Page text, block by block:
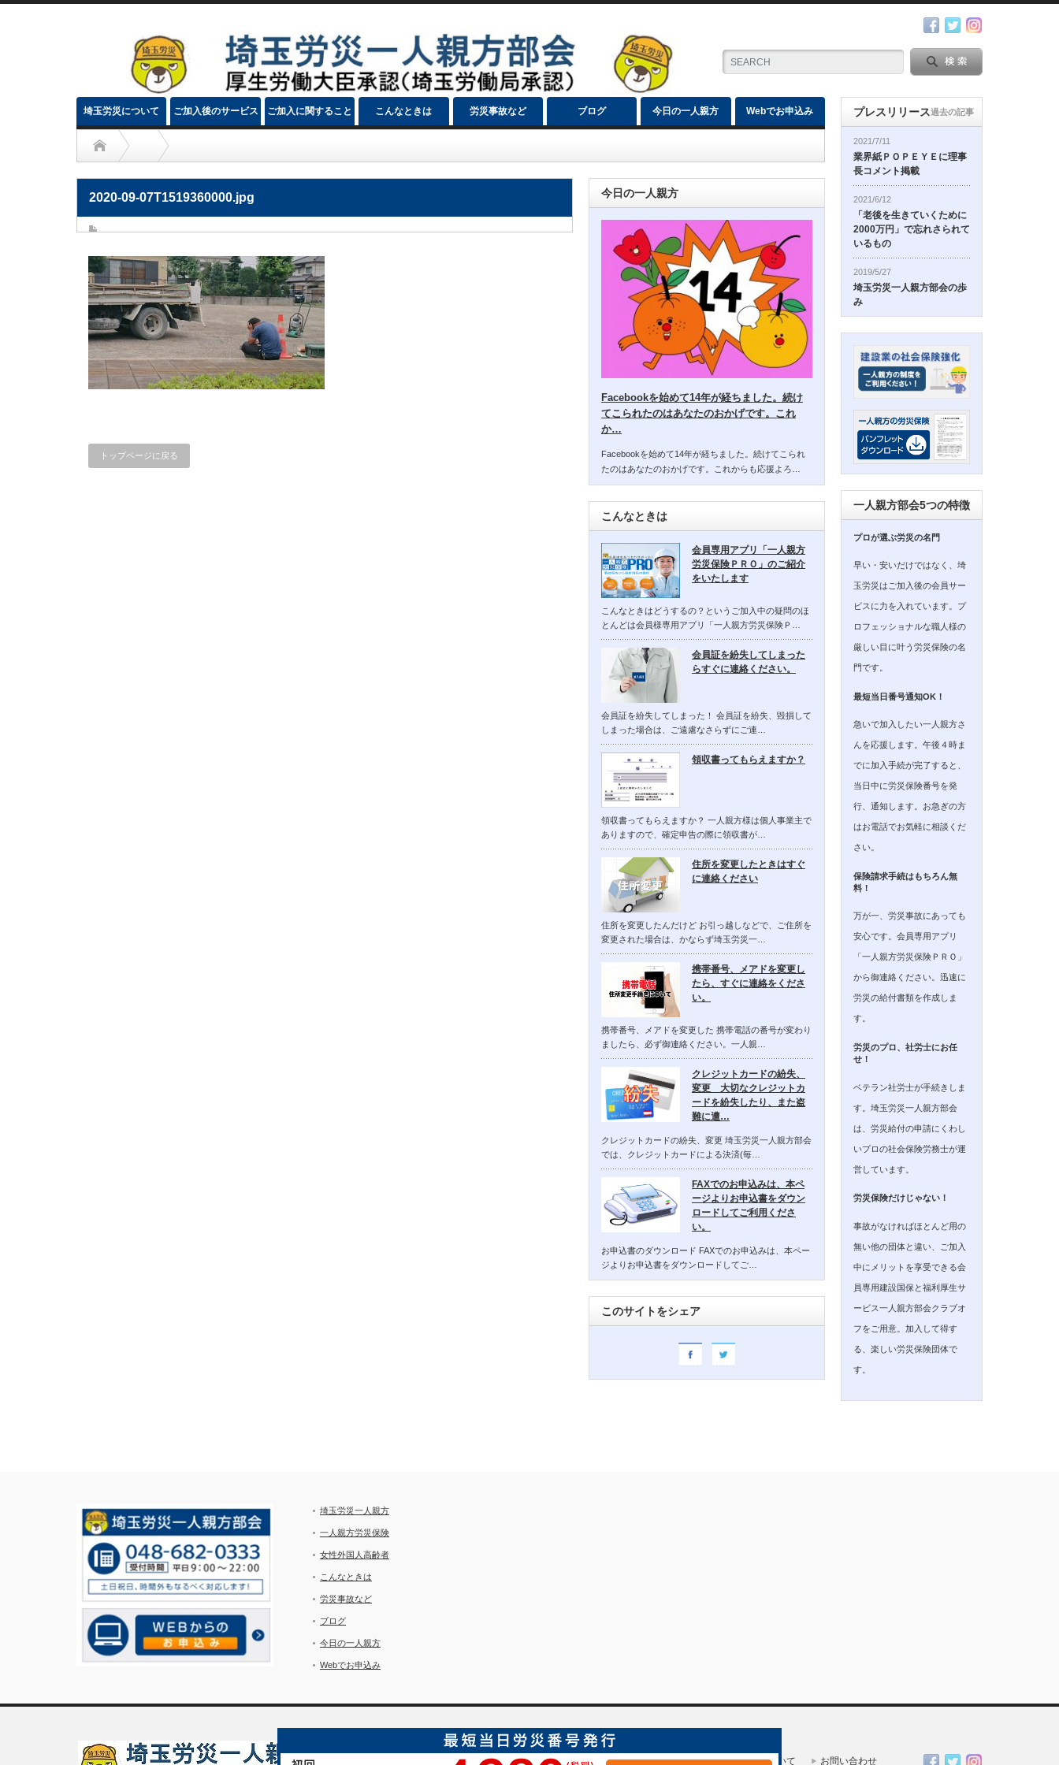
埼玉労災について ご加入後のサービス ご加入に関すること こんなときは 労災事故など ブログ 今日の一人親方 Webでお申込み
2020-09-07T1519360000.jpg
トップページに戻る
今日の一人親方
Facebookを始めて14年が経ちました。続け
てこられたのはあなたのおかげです。これ
か…
Facebookを始めて14年が経ちました。続けてこられ
たのはあなたのおかげです。これからも応援よろ…
こんなときは
会員専用アプリ「一人親方
労災保険ＰＲＯ」のご紹介
をいたします
こんなときはどうするの？というご加入中の疑問のほ
とんどは会員様専用アプリ「一人親方労災保険Ｐ…
会員証を紛失してしまった
らすぐに連絡ください。
会員証を紛失してしまった！ 会員証を紛失、毀損して
しまった場合は、ご遠慮なさらずにご連…
領収書ってもらえますか？
領収書ってもらえますか？ 一人親方様は個人事業主で
ありますので、確定申告の際に領収書が…
住所を変更したときはすぐ
に連絡ください
住所を変更したんだけど お引っ越しなどで、ご住所を
変更された場合は、かならず埼玉労災一…
携帯番号、メアドを変更し
たら、すぐに連絡をくださ
い。
携帯番号、メアドを変更した 携帯電話の番号が変わり
ましたら、必ず御連絡ください。一人親…
クレジットカードの紛失、
変更 大切なクレジットカ
ードを紛失したり、また盗
難に遭…
クレジットカードの紛失、変更 埼玉労災一人親方部会
では、クレジットカードによる決済(毎…
FAXでのお申込みは、本ペ
ージよりお申込書をダウン
ロードしてご利用くださ
い。
お申込書のダウンロード FAXでのお申込みは、本ペー
ジよりお申込書をダウンロードしてご…
このサイトをシェア
プレスリリース
2021/7/11
業界紙ＰＯＰＥＹＥに理事
長コメント掲載
2021/6/12
「老後を生きていくために
2000万円」で忘れさられて
いるもの
2019/5/27
埼玉労災一人親方部会の歩
み
過去の記事
一人親方部会5つの特徴
プロが選ぶ労災の名門
早い・安いだけではなく、埼
玉労災はご加入後の会員サー
ビスに力を入れています。プ
ロフェッショナルな職人様の
厳しい目に叶う労災保険の名
門です。
最短当日番号通知OK！
急いで加入したい一人親方さ
んを応援します。午後４時ま
でに加入手続が完了すると、
当日中に労災保険番号を発
行、通知します。お急ぎの方
はお電話でお気軽に相談くだ
さい。
保険請求手続はもちろん無
料！
万が一、労災事故にあっても
安心です。会員専用アプリ
「一人親方労災保険ＰＲＯ」
から御連絡ください。迅速に
労災の給付書類を作成しま
す。
労災のプロ、社労士にお任
せ！
ベテラン社労士が手続きしま
す。埼玉労災一人親方部会
は、労災給付の申請にくわし
いプロの社会保険労務士が運
営しています。
労災保険だけじゃない！
事故がなければほとんど用の
無い他の団体と違い、ご加入
中にメリットを享受できる会
員専用建設国保と福利厚生サ
ービス一人親方部会クラブオ
フをご用意。加入して得す
る、楽しい労災保険団体で
す。
埼玉労災一人親方
一人親方労災保険
女性外国人高齢者
こんなときは
労災事故など
ブログ
今日の一人親方
Webでお申込み
埼玉労災一人親方部会について お問い合わせ